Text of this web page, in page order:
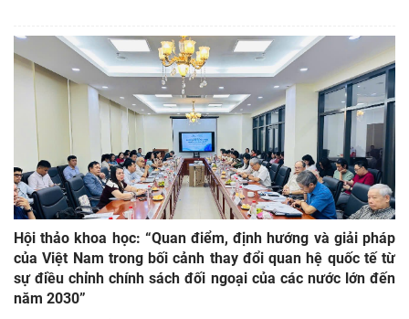
Hội thảo khoa học: “Quan điểm, định hướng và giải pháp
của Việt Nam trong bối cảnh thay đổi quan hệ quốc tế từ
sự điều chỉnh chính sách đối ngoại của các nước lớn đến
năm 2030”